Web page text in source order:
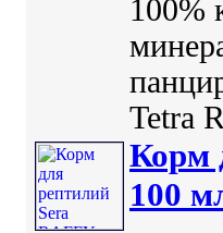
100%
Tetra
Корм
100